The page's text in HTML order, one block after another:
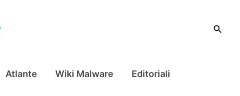
Cerca
Atlante Wiki Malware Editoriali